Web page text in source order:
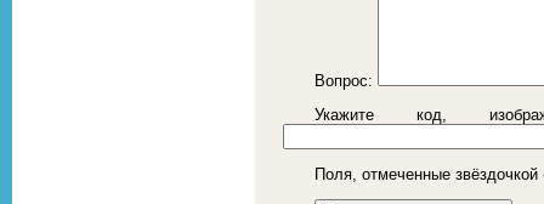
Вопрос:
Укажите код,
Поля, отмеченные звёздочкой